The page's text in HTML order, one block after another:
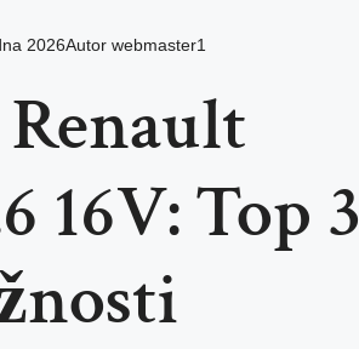
2026Autor webmaster1
16V: Top 3